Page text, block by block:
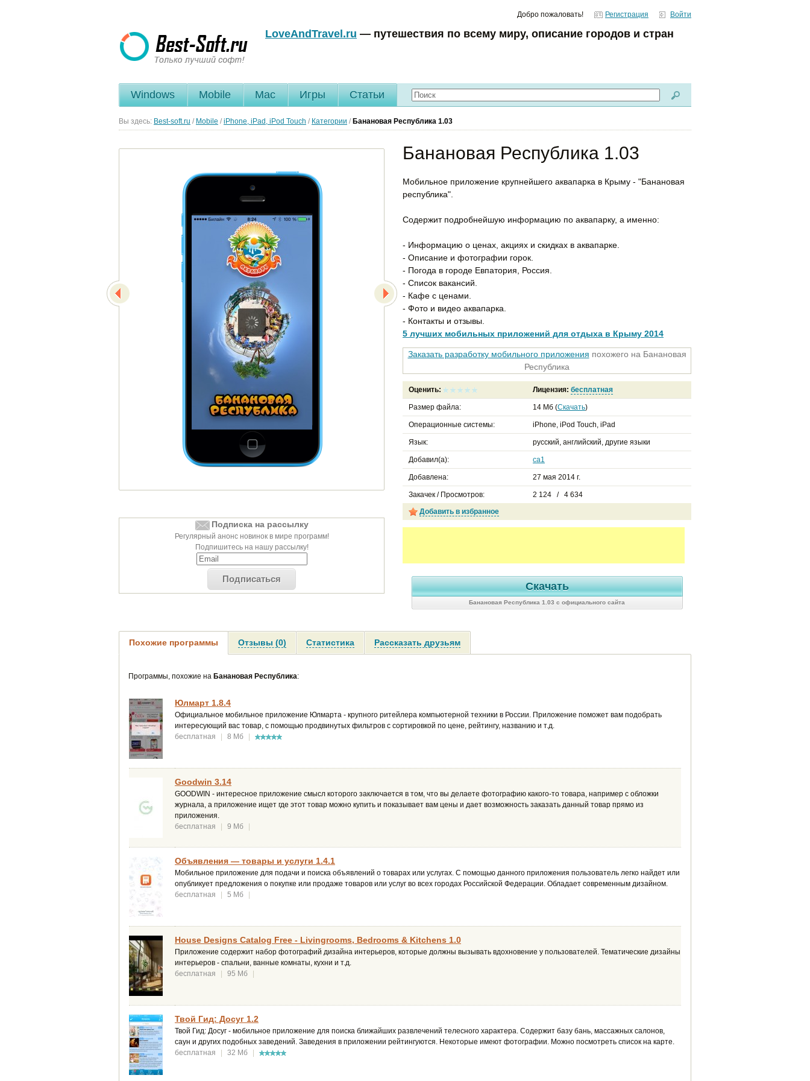
Добро пожаловать! Регистрация Войти
LoveAndTravel.ru — путешествия по всему миру, описание городов и стран
Windows Mobile Mac Игры Статьи
Вы здесь: Best-soft.ru / Mobile / iPhone, iPad, iPod Touch / Категории / Банановая Республика 1.03
Подписка на рассылку
Регулярный анонс новинок в мире программ!
Подпишитесь на нашу рассылку!
Подписаться
Банановая Республика 1.03
Мобильное приложение крупнейшего аквапарка в Крыму - "Банановая
республика".
Содержит подробнейшую информацию по аквапарку, а именно:
- Информацию о ценах, акциях и скидках в аквапарке.
- Описание и фотографии горок.
- Погода в городе Евпатория, Россия.
- Список вакансий.
- Кафе с ценами.
- Фото и видео аквапарка.
- Контакты и отзывы.
5 лучших мобильных приложений для отдыха в Крыму 2014
Заказать разработку мобильного приложения похожего на Банановая
Республика
Оценить: Лицензия: бесплатная
Размер файла: 14 Мб (Скачать)
Операционные системы: iPhone, iPod Touch, iPad
Язык: русский, английский, другие языки
Добавил(а): ca1
Добавлена: 27 мая 2014 г.
Закачек / Просмотров:
2 124 / 4 634
Добавить в избранное
Скачать
Банановая Республика 1.03 с официального сайта
Похожие программы Отзывы (0) Статистика Рассказать друзьям
Программы, похожие на Банановая Республика:
Юлмарт 1.8.4
Официальное мобильное приложение Юлмарта - крупного ритейлера компьютерной техники в России. Приложение поможет вам подобрать
интересующий вас товар, с помощью продвинутых фильтров с сортировкой по цене, рейтингу, названию и т.д.
бесплатная
| 8 Мб |
Goodwin 3.14
GOODWIN - интересное приложение смысл которого заключается в том, что вы делаете фотографию какого-то товара, например с обложки
журнала, а приложение ищет где этот товар можно купить и показывает вам цены и дает возможность заказать данный товар прямо из
приложения.
бесплатная
| 9 Мб |
Объявления — товары и услуги 1.4.1
Мобильное приложение для подачи и поиска объявлений о товарах или услугах. С помощью данного приложения пользователь легко найдет или
опубликует предложения о покупке или продаже товаров или услуг во всех городах Российской Федерации. Обладает современным дизайном.
бесплатная
| 5 Мб |
House Designs Catalog Free - Livingrooms, Bedrooms & Kitchens 1.0
Приложение содержит набор фотографий дизайна интерьеров, которые должны вызывать вдохновение у пользователей. Тематические дизайны
интерьеров - спальни, ванные комнаты, кухни и т.д.
бесплатная
| 95 Мб |
Твой Гид: Досуг 1.2
Твой Гид: Досуг - мобильное приложение для поиска ближайших развлечений телесного характера. Содержит базу бань, массажных салонов,
саун и других подобных заведений. Заведения в приложении рейтингуются. Некоторые имеют фотографии. Можно посмотреть список на карте.
бесплатная
| 32 Мб |